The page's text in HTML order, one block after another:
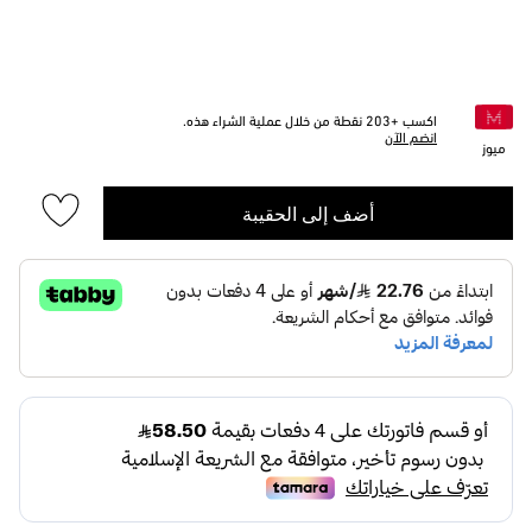
ميوز
اكسب +203 نقطة من خلال عملية الشراء هذه.
انضم الآن
أضف إلى الحقيبة